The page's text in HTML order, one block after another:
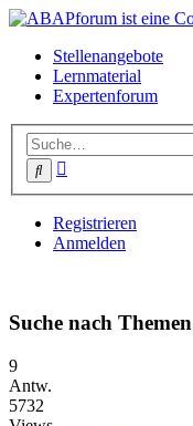
Stellenangebote
Lernmaterial
Expertenforum
Suche
Registrieren
Anmelden
Suche nach
9
Antw.
5732